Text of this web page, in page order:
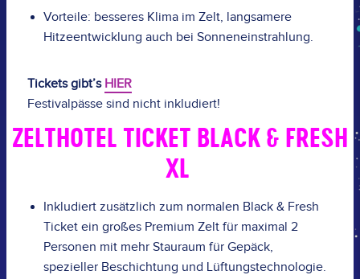
Vorteile: besseres Klima im Zelt, langsamere
Hitzeentwicklung auch bei Sonneneinstrahlung.
Tickets gibt’s HIER
Festivalpässe sind nicht inkludiert!
ZELTHOTEL TICKET BLACK & FRESH
XL
Inkludiert zusätzlich zum normalen Black & Fresh
Ticket ein großes Premium Zelt für maximal 2
Personen mit mehr Stauraum für Gepäck,
spezieller Beschichtung und Lüftungstechnologie.